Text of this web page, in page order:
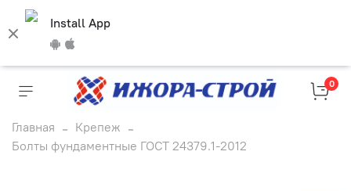
Install App
0
Главная
Крепеж
Болты фундаментные ГОСТ 24379.1-2012